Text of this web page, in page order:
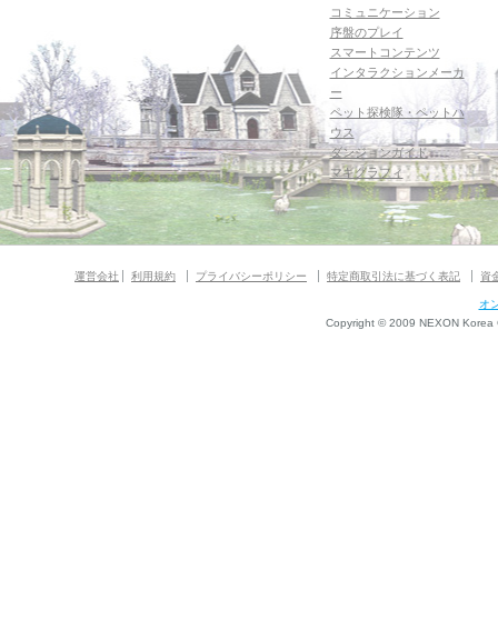
コミュニケーション
序盤のプレイ
スマートコンテンツ
インタラクションメーカ
ー
ペット探検隊・ペットハ
ウス
ダンジョンガイド
マギグラフィ
運営会社 利用規約 プライバシーポリシー 特定商取引法に基づく表記 資
オ
Copyright © 2009 NEXON Korea